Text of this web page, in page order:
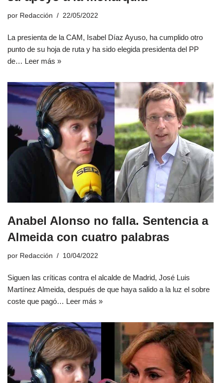
por Redacción 22/05/2022
La presienta de la CAM, Isabel Díaz Ayuso, ha cumplido otro
punto de su hoja de ruta y ha sido elegida presidenta del PP
de… Leer más »
Anabel Alonso no falla. Sentencia a
Almeida con cuatro palabras
por Redacción 10/04/2022
Siguen las críticas contra el alcalde de Madrid, José Luis
Martínez Almeida, después de que haya salido a la luz el sobre
coste que pagó… Leer más »